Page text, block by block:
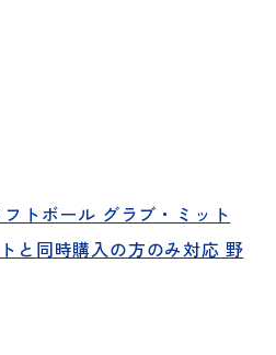
トボール グラブ・ミット
と同時購入の方のみ対応 野